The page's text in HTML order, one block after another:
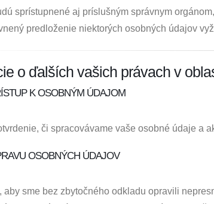
sprístupnené aj príslušným správnym
predloženie niektorých osobných údajov
o ďalších vašich právach v
K OSOBNÝM ÚDAJOM
či spracovávame vaše osobné údaje a
OSOBNÝCH ÚDAJOV
aby sme bez zbytočného odkladu opravili